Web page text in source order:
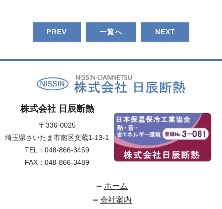
PREV 一覧へ NEXT
株式会社 日辰断熱
〒336-0025
埼玉県さいたま市南区文蔵1-13-1
TEL： 048-866-3459
FAX：048-866-3489
ホーム
会社案内